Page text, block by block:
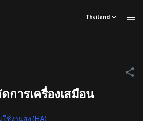
Thailand
การเครื่องเสมือน
ช้งานสูง (HA)